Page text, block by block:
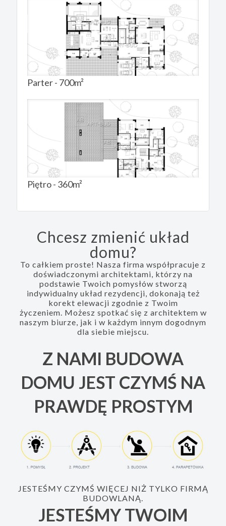
Parter - 700m²
Piętro - 360m²
Chcesz zmienić układ
domu?
To całkiem proste! Nasza firma współpracuje z
doświadczonymi architektami, którzy na
podstawie Twoich pomysłów stworzą
indywidualny układ rezydencji, dokonają też
korekt elewacji zgodnie z Twoim
życzeniem. Możesz spotkać się z architektem w
naszym biurze, jak i w każdym innym dogodnym
dla siebie miejscu.
Z NAMI BUDOWA
DOMU JEST CZYMŚ NA
PRAWDĘ PROSTYM
JESTEŚMY CZYMŚ WIĘCEJ NIŻ TYLKO FIRMĄ
BUDOWLANĄ.
JESTEŚMY TWOIM